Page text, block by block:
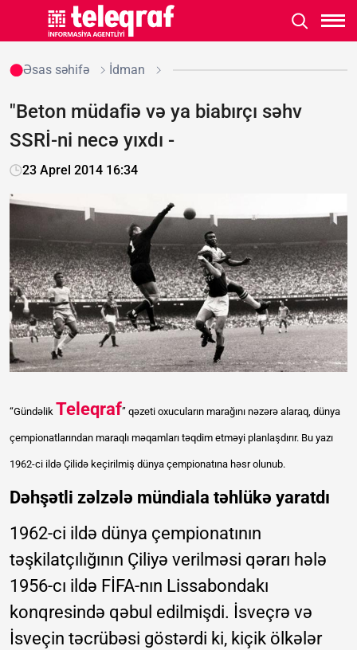
Əsas səhifə İdman
"Beton müdafiə və ya biabırçı səhv
SSRİ-ni necə yıxdı -
23 Aprel 2014 16:34
“Gündəlik Teleqraf” qəzeti oxucuların marağını nəzərə alaraq, dünya
çempionatlarından maraqlı məqamları təqdim etməyi planlaşdırır. Bu yazı
1962-ci ildə Çilidə keçirilmiş dünya çempionatına həsr olunub.
Dəhşətli zəlzələ mündiala təhlükə yaratdı
1962-ci ildə dünya çempionatının
təşkilatçılığının Çiliyə verilməsi qərarı hələ
1956-cı ildə FİFA-nın Lissabondakı
konqresində qəbul edilmişdi. İsveçrə və
İsveçin təcrübəsi göstərdi ki, kiçik ölkələr